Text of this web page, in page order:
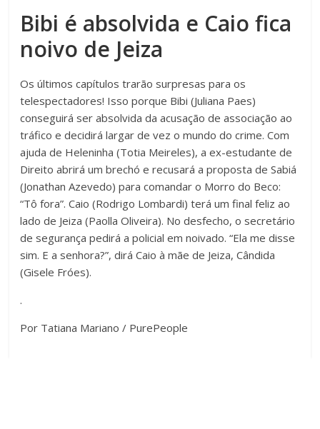
Bibi é absolvida e Caio fica
noivo de Jeiza
Os últimos capítulos trarão surpresas para os
telespectadores! Isso porque Bibi (Juliana Paes)
conseguirá ser absolvida da acusação de associação ao
tráfico e decidirá largar de vez o mundo do crime. Com
ajuda de Heleninha (Totia Meireles), a ex-estudante de
Direito abrirá um brechó e recusará a proposta de Sabiá
(Jonathan Azevedo) para comandar o Morro do Beco:
“Tô fora”. Caio (Rodrigo Lombardi) terá um final feliz ao
lado de Jeiza (Paolla Oliveira). No desfecho, o secretário
de segurança pedirá a policial em noivado. “Ela me disse
sim. E a senhora?”, dirá Caio à mãe de Jeiza, Cândida
(Gisele Fróes).
.
Por Tatiana Mariano / PurePeople